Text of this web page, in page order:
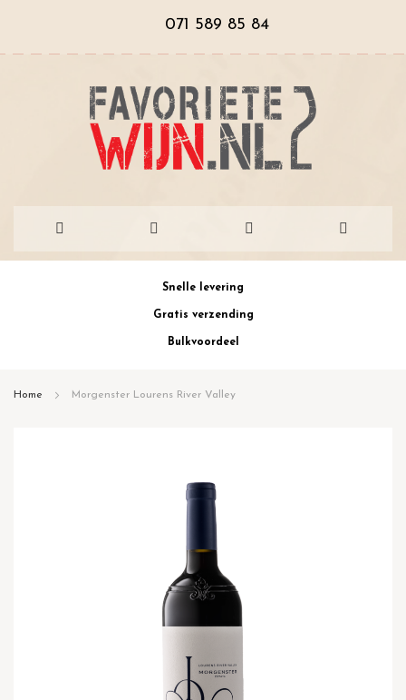
071 589 85 84
Snelle levering
Gratis verzending
Bulkvoordeel
Home Morgenster Lourens River Valley